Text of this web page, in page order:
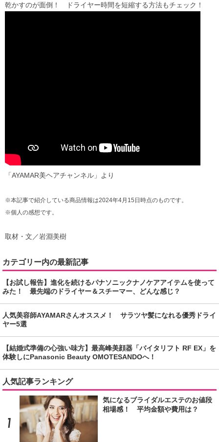
乾かすのが面倒！ ドライヤー時間を短縮する方法もチェック！
「AYAMAR美ヘアチャンネル」より
※本記事で紹介している商品情報は2024年4月15日時点のものです。
※個人の感想です。
取材・文／岩淵美樹
カテゴリー内の最新記事
【お試し報告】進化を続けるパナソニックナノケアアイテムを使って
みた！ 最先端のドライヤー＆スチーマー、どんな感じ？
人気美容師AYAMARさんオススメ！ サラツヤ髪になれる優秀ドライ
ヤー5選
【結婚式準備の心強い味方】最高峰美顔器「バイタリフト RF EX」を
体験しにPanasonic Beauty OMOTESANDOへ！
人気記事ランキング
気になるブライダルエステのお値段
相場感！ 平均金額や費用は？